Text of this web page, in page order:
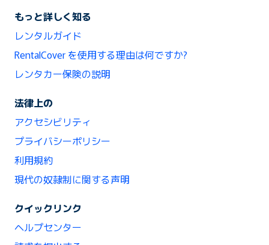
もっと詳しく知る
レンタルガイド
RentalCover を使用する理由は何ですか?
レンタカー保険の説明
法律上の
アクセシビリティ
プライバシーポリシー
利用規約
現代の奴隷制に関する声明
クイックリンク
ヘルプセンター